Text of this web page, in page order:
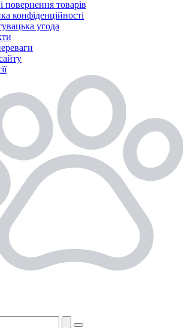
повернення товарів
конфіденційності
угода